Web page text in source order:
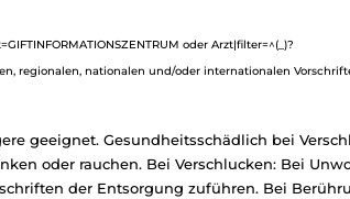
oder Arzt|filter=^(_)?
regionalen, nationalen und/oder internationalen
geeignet. Gesundheitsschädlich bei
oder rauchen. Bei Verschlucken: Bei
der Entsorgung zuführen. Bei